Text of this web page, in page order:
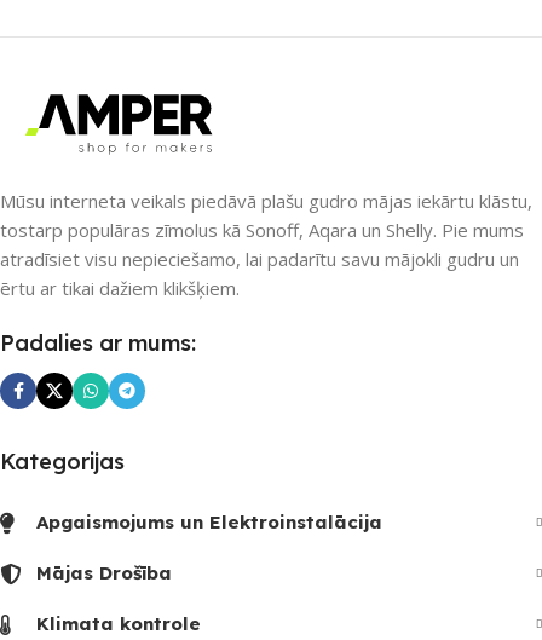
Nē
UZREIZ PIEEJAMAIS
SKAITS
PIEEJAMS UZREIZ Jā
UZREIZ PIEEJAMAIS
Mūsu interneta veikals piedāvā plašu gudro mājas iekārtu klāstu,
tostarp populāras zīmolus kā Sonoff, Aqara un Shelly. Pie mums
atradīsiet visu nepieciešamo, lai padarītu savu mājokli gudru un
ērtu ar tikai dažiem klikšķiem.
Padalies ar mums:
Kategorijas
Apgaismojums un Elektroinstalācija
Mājas Drošība
Klimata kontrole